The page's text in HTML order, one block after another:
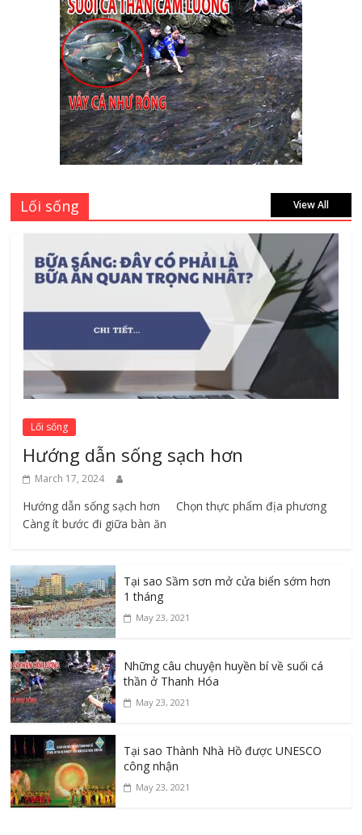
Cập nhật mới nhất: Vở học sinh 96 trang
giá bao nhiêu tại 3 đại lý lớn có tiếng ở
Tphcm hiện nay?
July 9, 2026
Bảng giá vách ngăn nhôm kính cửa lùa
Siêu Rẻ mới nhất 2026 – Chất lượng cực
đỉnh
August 7, 2026
Lối sống View All
Lối sống
Hướng dẫn sống sạch hơn
March 17, 2024
Hướng dẫn sống sạch hơn Chọn thực phẩm địa phương ​
Càng ít bước đi giữa bàn ăn
Tại sao Sầm sơn mở cửa biển sớm hơn
1 tháng
May 23, 2021
Những câu chuyện huyền bí về suối cá
thần ở Thanh Hóa
May 23, 2021
Tại sao Thành Nhà Hồ được UNESCO
công nhận
May 23, 2021